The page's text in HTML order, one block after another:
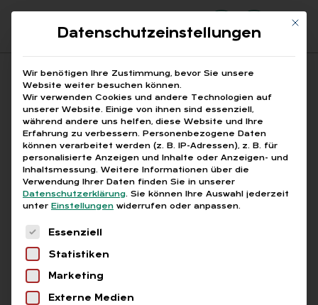
Suchfeld
Suchen
Breadcrumb-Navigation
STARTSEITE
ARTIKEL
KURZ & KNAPP: WAS IST SONST NOCH …
Free
Kurz & knapp: Was ist
sonst noch neu?
Mit
Datenschutzeinstellungen
Wir benötigen Ihre Zustimmung, bevor Sie unsere
Website weiter besuchen können.
Wir verwenden Cookies und andere Technologien auf
unserer Website. Einige von ihnen sind essenziell,
während andere uns helfen, diese Website und Ihre
Erfahrung zu verbessern. Personenbezogene Daten
können verarbeitet werden (z. B. IP-Adressen), z. B. für
personalisierte Anzeigen und Inhalte oder Anzeigen- und
Inhaltsmessung. Weitere Informationen über die
Verwendung Ihrer Daten finden Sie in unserer
Datenschutzerklärung. Sie können Ihre Auswahl jederzeit
unter Einstellungen widerrufen oder anpassen.
Es folgt eine Liste der Service-Gruppen, für
Essenziell
Statistiken
Marketing
Externe Medien